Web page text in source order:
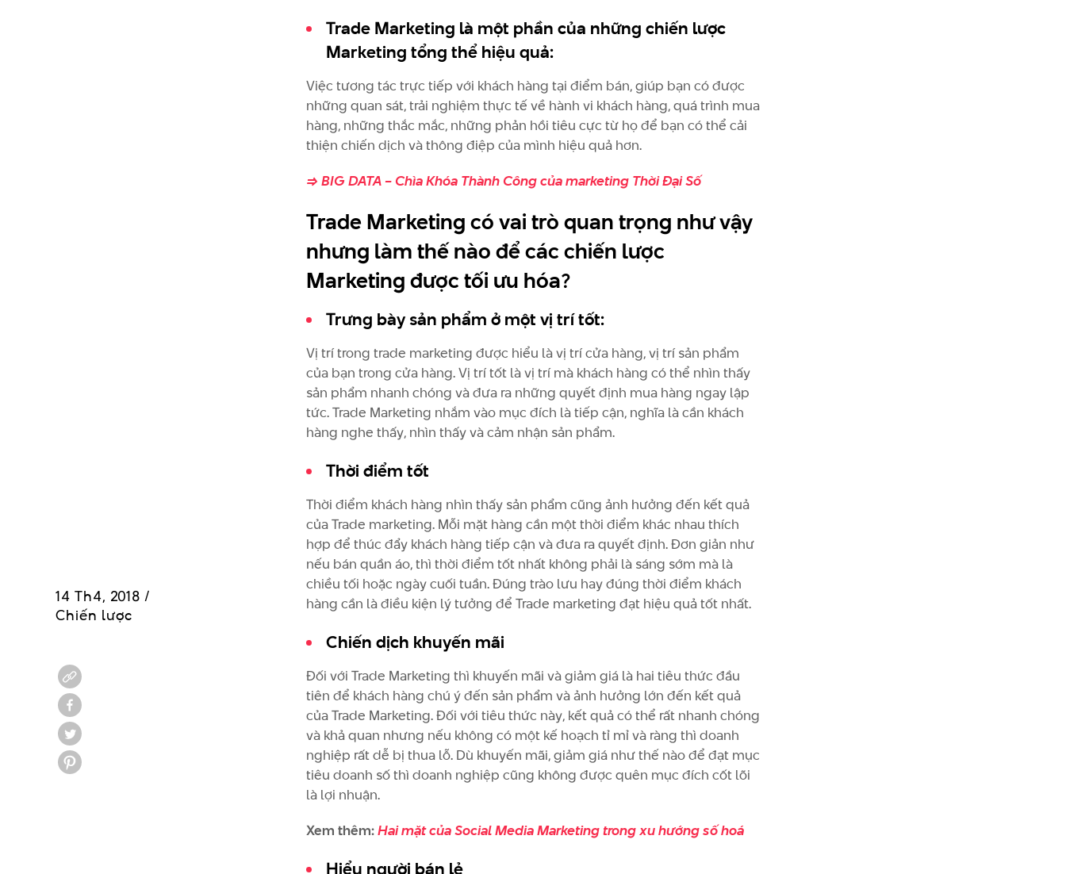
14 Th4, 2018 /
Chiến lược
Trade Marketing là một phần của những chiến lược
Marketing tổng thể hiệu quả:
Việc tương tác trực tiếp với khách hàng tại điểm bán, giúp bạn có được
những quan sát, trải nghiệm thực tế về hành vi khách hàng, quá trình mua
hàng, những thắc mắc, những phản hồi tiêu cực từ họ để bạn có thể cải
thiện chiến dịch và thông điệp của mình hiệu quả hơn.
=> BIG DATA – Chìa Khóa Thành Công của marketing Thời Đại Số
Trade Marketing có vai trò quan trọng như vậy
nhưng làm thế nào để các chiến lược
Marketing được tối ưu hóa?
Trưng bày sản phẩm ở một vị trí tốt:
Vị trí trong trade marketing được hiểu là vị trí cửa hàng, vị trí sản phẩm
của bạn trong cửa hàng. Vị trí tốt là vị trí mà khách hàng có thể nhìn thấy
sản phẩm nhanh chóng và đưa ra những quyết định mua hàng ngay lập
tức. Trade Marketing nhắm vào mục đích là tiếp cận, nghĩa là cần khách
hàng nghe thấy, nhìn thấy và cảm nhận sản phẩm.
Thời điểm tốt
Thời điểm khách hàng nhìn thấy sản phẩm cũng ảnh hưởng đến kết quả
của Trade marketing. Mỗi mặt hàng cần một thời điểm khác nhau thích
hợp để thúc đẩy khách hàng tiếp cận và đưa ra quyết định. Đơn giản như
nếu bán quần áo, thì thời điểm tốt nhất không phải là sáng sớm mà là
chiều tối hoặc ngày cuối tuần. Đúng trào lưu hay đúng thời điểm khách
hàng cần là điều kiện lý tưởng để Trade marketing đạt hiệu quả tốt nhất.
Chiến dịch khuyến mãi
Đối với Trade Marketing thì khuyến mãi và giảm giá là hai tiêu thức đầu
tiên để khách hàng chú ý đến sản phẩm và ảnh hưởng lớn đến kết quả
của Trade Marketing. Đối với tiêu thức này, kết quả có thể rất nhanh chóng
và khả quan nhưng nếu không có một kế hoạch tỉ mỉ và ràng thì doanh
nghiệp rất dễ bị thua lỗ. Dù khuyến mãi, giảm giá như thế nào để đạt mục
tiêu doanh số thì doanh nghiệp cũng không được quên mục đích cốt lõi
là lợi nhuận.
Xem thêm:Hai mặt của Social Media Marketing trong xu hướng số hoá
Hiểu người bán lẻ